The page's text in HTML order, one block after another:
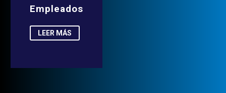
Empleados
LEER MÁS